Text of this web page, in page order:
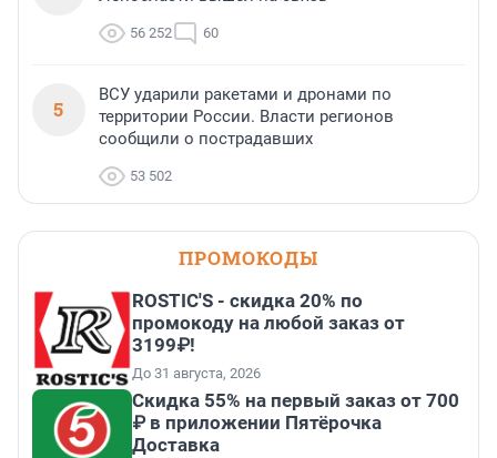
56 252 60
5
ВСУ ударили ракетами и дронами по
территории России. Власти регионов
сообщили о пострадавших
53 502
ПРОМОКОДЫ
ROSTIC'S - скидка 20% по
промокоду на любой заказ от
3199₽!
До 31 августа, 2026
Скидка 55% на первый заказ от 700
₽ в приложении Пятёрочка
Доставка